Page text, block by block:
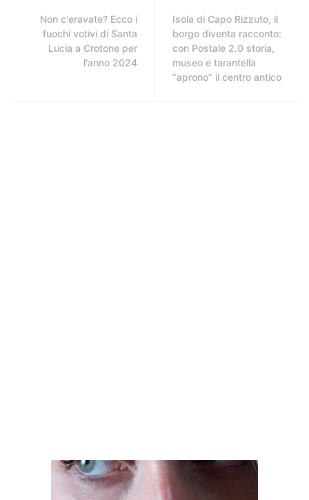
Non c'eravate? Ecco i
fuochi votivi di Santa
Lucia a Crotone per
l'anno 2024
Isola di Capo Rizzuto, il
borgo diventa racconto:
con Postale 2.0 storia,
museo e tarantella
“aprono” il centro antico